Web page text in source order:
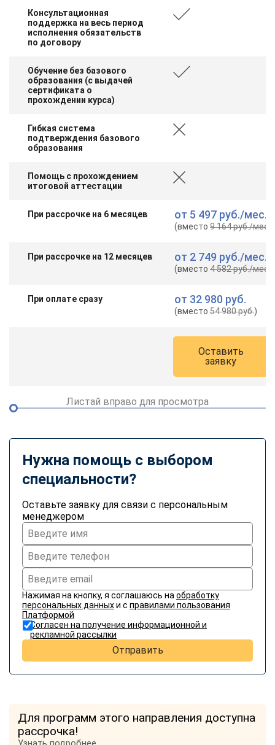
Консультационная
поддержка на весь период
исполнения обязательств
по договору
Обучение без базового
образования (с выдачей
сертификата о
прохождении курса)
Гибкая система
подтверждения базового
образования
Помощь с прохождением
итоговой аттестации
При рассрочке на 6 месяцев от 5 497 руб./мес.
(вместо9 164 руб./мес.
При рассрочке на 12 месяцев от 2 749 руб./мес.
(вместо4 582 руб./мес.
При оплате сразу от 32 980 руб.
(вместо54 980 руб.)
Оставить
заявку
Листай вправо для просмотра
Нужна помощь с выбором
специальности?
Оставьте заявку для связи с персональным
менеджером
Нажимая на кнопку, я соглашаюсь на обработку
персональных данныхи с правилами пользования
Платформой
Согласен на получение информационной и
рекламной рассылки
Отправить
Для программ этого направления доступна
рассрочка!